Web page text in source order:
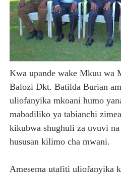
Kwa upande wake Mkuu wa
Balozi Dkt. Batilda Burian
uliofanyika mkoani humo
mabadiliko ya tabianchi
kikubwa shughuli za uvuvi
hususan kilimo cha mwani.
Amesema utafiti uliofanyika